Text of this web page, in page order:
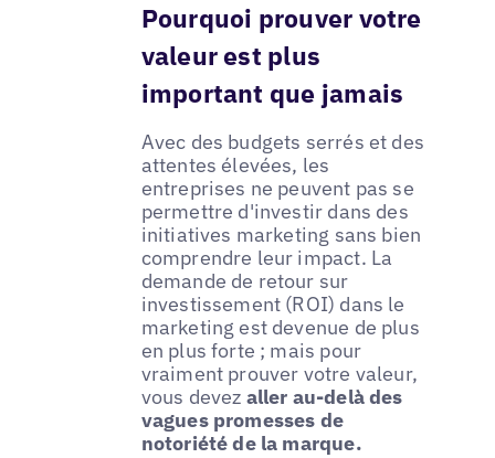
Pourquoi prouver votre
valeur est plus
important que jamais
Avec des budgets serrés et des
attentes élevées, les
entreprises ne peuvent pas se
permettre d'investir dans des
initiatives marketing sans bien
comprendre leur impact. La
demande de retour sur
investissement (ROI) dans le
marketing est devenue de plus
en plus forte ; mais pour
vraiment prouver votre valeur,
vous devez aller au-delà des
vagues promesses de
notoriété de la marque.